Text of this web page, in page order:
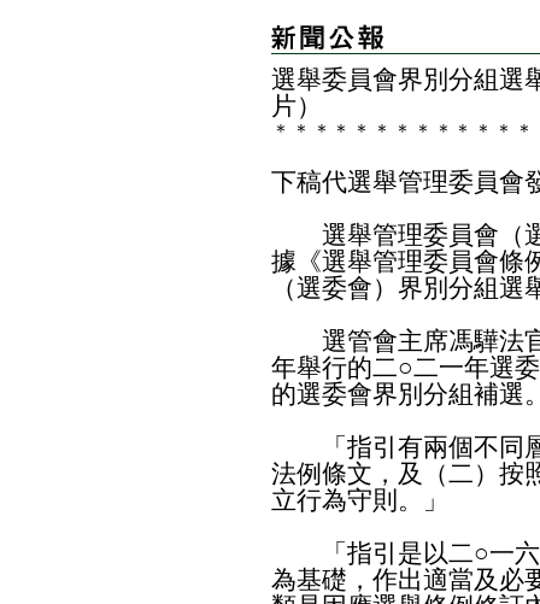
選舉委員會界別分組選
片）
＊ ＊ ＊ ＊ ＊ ＊ ＊ ＊ ＊ ＊ ＊ ＊ ＊
下稿代選舉管理委員會
選舉管理委員會（選
據《選舉管理委員會條
（選委會）界別分組
選管會主席馮驊法官
年舉行的二○二一年選
的選委會界別分組補選
「指引有兩個不同層
法例條文，及（二）按
立行為守則。」
「指引是以二○一六
為基礎，作出適當及必